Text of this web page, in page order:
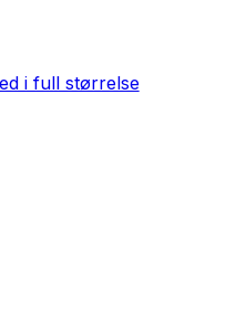
i full størrelse